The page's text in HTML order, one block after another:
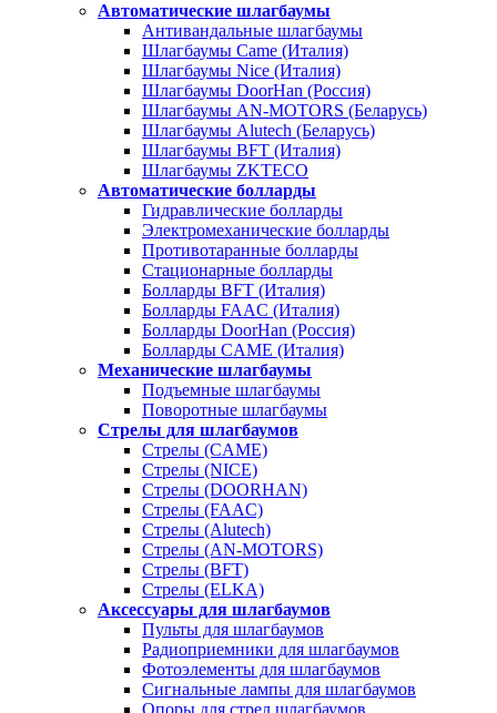
Автоматические шлагбаумы
Антивандальные шлагбаумы
Шлагбаумы Came (Италия)
Шлагбаумы Nice (Италия)
Шлагбаумы DoorHan (Россия)
Шлагбаумы AN-MOTORS (Беларусь)
Шлагбаумы Alutech (Беларусь)
Шлагбаумы BFT (Италия)
Шлагбаумы ZKTECO
Автоматические болларды
Гидравлические болларды
Электромеханические болларды
Противотаранные болларды
Стационарные болларды
Болларды BFT (Италия)
Болларды FAAC (Италия)
Болларды DoorHan (Россия)
Болларды CAME (Италия)
Механические шлагбаумы
Подъемные шлагбаумы
Поворотные шлагбаумы
Стрелы для шлагбаумов
Стрелы (CAME)
Стрелы (NICE)
Стрелы (DOORHAN)
Стрелы (FAAC)
Стрелы (Alutech)
Стрелы (AN-MOTORS)
Стрелы (BFT)
Стрелы (ELKA)
Аксессуары для шлагбаумов
Пульты для шлагбаумов
Радиоприемники для шлагбаумов
Фотоэлементы для шлагбаумов
Сигнальные лампы для шлагбаумов
Опоры для стрел шлагбаумов